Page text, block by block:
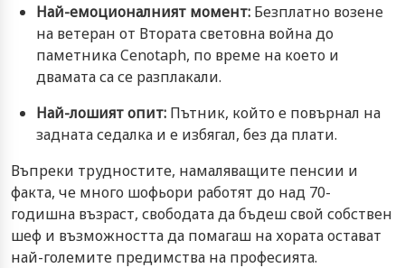
Най-емоционалният момент: Безплатно возене
на ветеран от Втората световна война до
паметника Cenotaph, по време на което и
двамата са се разплакали.
Най-лошият опит: Пътник, който е повърнал на
задната седалка и е избягал, без да плати.
Въпреки трудностите, намаляващите пенсии и
факта, че много шофьори работят до над 70-
годишна възраст, свободата да бъдеш свой собствен
шеф и възможността да помагаш на хората остават
най-големите предимства на професията.